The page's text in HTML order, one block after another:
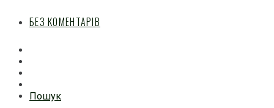
БЕЗ КОМЕНТАРІВ
Пошук